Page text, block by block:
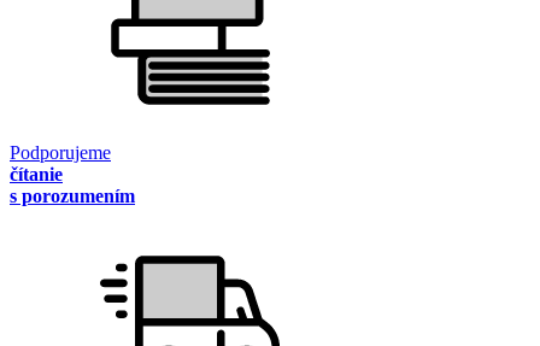
Podporujeme
čítanie
s porozumením